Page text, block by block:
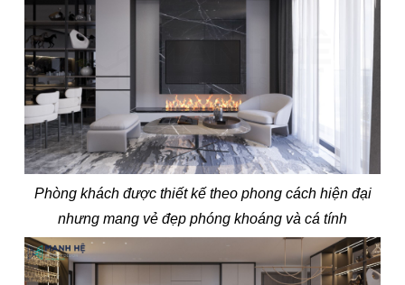
Phòng khách được thiết kế theo phong cách hiện đại
nhưng mang vẻ đẹp phóng khoáng và cá tính